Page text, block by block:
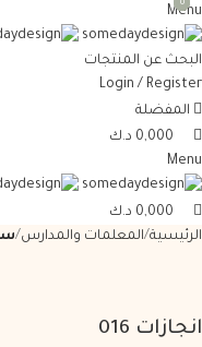
Menu
البحث عن المنتجات
Login / Register
المفضلة
0
0,000 د.ك
Menu
0
0,000 د.ك
الرئيسية المعلمات والمدارس
انجازات 016
0